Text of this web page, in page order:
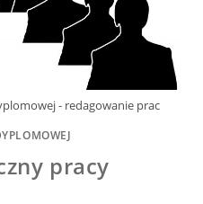
- redagowanie prac
pracy